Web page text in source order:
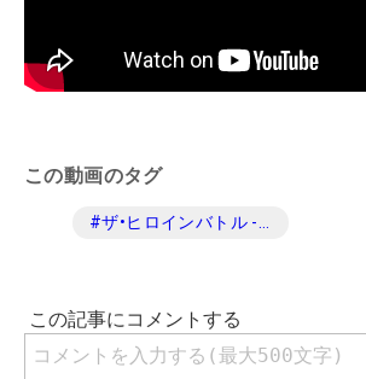
この動画のタグ
#ザ•ヒロインバトル -NEXT BACK 9-